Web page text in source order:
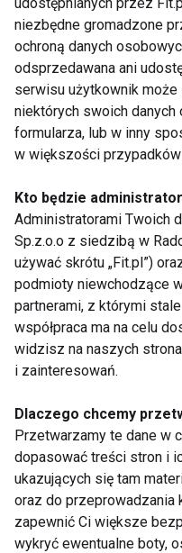
poważnymi
przed i po operacją
kiedy wykonanie
problemem.
TRENDY ZDROWIE
Trendy
Silent fitness –
dlaczego coraz
osób trenuje w
słuchawkach z
redukcją hałasu?
niezbędne gromadzone
ochroną danych
odsprzedawana ani
serwisu użytkownik
niektórych swoich
formularza, lub w inny
w większości
Kto będzie
Administratorami Twoich
Sp.z.o.o z siedzibą w
używać skrótu „Fit.pl”)
podmioty niewchodzące
partnerami, z którymi
współpraca ma na celu
widzisz na naszych
i zainteresowań.
Dlaczego chcemy
Przetwarzamy te dane w
dopasować treści stron i
ukazujących się tam
oraz do przeprowadzania
zapewnić Ci większe
wykryć ewentualne boty,